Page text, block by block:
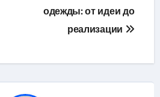
одежды: от идеи до
реализации